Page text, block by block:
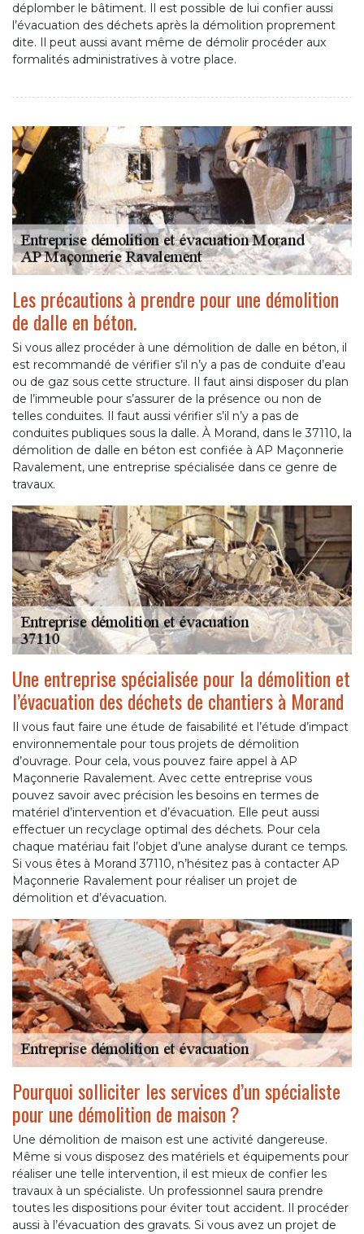
déplomber le bâtiment. Il est possible de lui confier aussi
l’évacuation des déchets après la démolition proprement
dite. Il peut aussi avant même de démolir procéder aux
formalités administratives à votre place.
Les précautions à prendre pour une démolition
de dalle en béton.
Si vous allez procéder à une démolition de dalle en béton, il
est recommandé de vérifier s’il n’y a pas de conduite d’eau
ou de gaz sous cette structure. Il faut ainsi disposer du plan
de l’immeuble pour s’assurer de la présence ou non de
telles conduites. Il faut aussi vérifier s’il n’y a pas de
conduites publiques sous la dalle. À Morand, dans le 37110, la
démolition de dalle en béton est confiée à AP Maçonnerie
Ravalement, une entreprise spécialisée dans ce genre de
travaux.
Une entreprise spécialisée pour la démolition et
l’évacuation des déchets de chantiers à Morand
Il vous faut faire une étude de faisabilité et l’étude d’impact
environnementale pour tous projets de démolition
d’ouvrage. Pour cela, vous pouvez faire appel à AP
Maçonnerie Ravalement. Avec cette entreprise vous
pouvez savoir avec précision les besoins en termes de
matériel d’intervention et d’évacuation. Elle peut aussi
effectuer un recyclage optimal des déchets. Pour cela
chaque matériau fait l’objet d’une analyse durant ce temps.
Si vous êtes à Morand 37110, n’hésitez pas à contacter AP
Maçonnerie Ravalement pour réaliser un projet de
démolition et d’évacuation.
Pourquoi solliciter les services d’un spécialiste
pour une démolition de maison ?
Une démolition de maison est une activité dangereuse.
Même si vous disposez des matériels et équipements pour
réaliser une telle intervention, il est mieux de confier les
travaux à un spécialiste. Un professionnel saura prendre
toutes les dispositions pour éviter tout accident. Il procéder
aussi à l’évacuation des gravats. Si vous avez un projet de